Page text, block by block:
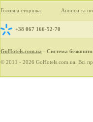
Головна сторінка Анонси та
+38 067 166-52-70
GoHotels.com.ua - Система
© 2011 - 2026 GoHotels.com.ua. Всі